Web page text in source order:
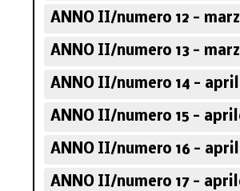
ANNO II/numero 12 -
ANNO II/numero 13 -
ANNO II/numero 14 -
ANNO II/numero 15 -
ANNO II/numero 16 -
ANNO II/numero 17 -